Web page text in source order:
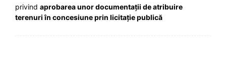
privind aprobarea unor documentații de atribuire
terenuri în concesiune prin licitație publică